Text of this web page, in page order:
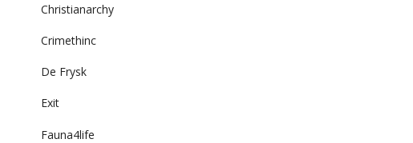
Christianarchy
Crimethinc
De Frysk
Exit
Fauna4life